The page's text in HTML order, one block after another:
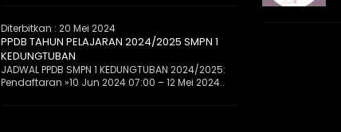
Diterbitkan : 20 Mei 2024
PPDB TAHUN PELAJARAN 2024/2025 SMPN 1
KEDUNGTUBAN
JADWAL PPDB SMPN 1 KEDUNGTUBAN 2024/2025:
Pendaftaran »10 Jun 2024 07:00 – 12 Mei 2024..